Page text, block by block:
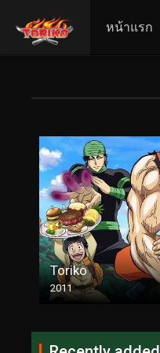
หน้าแรก
Toriko
2011